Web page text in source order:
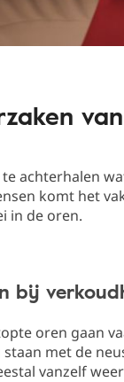
achterhalen
komt het
in de oren.
bij
oren gaan
met de
vanzelf